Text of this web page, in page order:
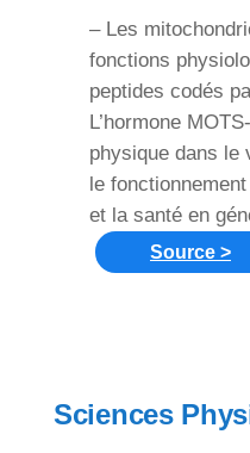
– Les
fonctions
peptides codés
L’hormone
physique dans le
le
et la santé en
Source >
Sciences